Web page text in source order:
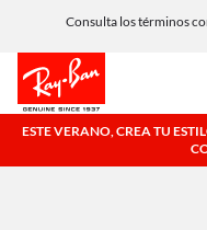
Consulta los términos
Devoluciones
ESTE VERANO, CREA TU